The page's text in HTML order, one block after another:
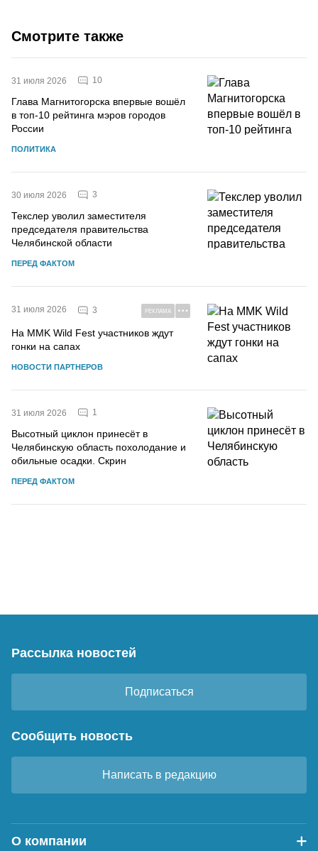
Смотрите также
31 июля 2026 10
Глава Магнитогорска впервые вошёл
в топ-10 рейтинга мэров городов
России
ПОЛИТИКА
30 июля 2026 3
Текслер уволил заместителя
председателя правительства
Челябинской области
ПЕРЕД ФАКТОМ
31 июля 2026 3 РЕКЛАМА
На MMK Wild Fest участников ждут
гонки на сапах
НОВОСТИ ПАРТНЕРОВ
31 июля 2026 1
Высотный циклон принесёт в
Челябинскую область похолодание и
обильные осадки. Скрин
ПЕРЕД ФАКТОМ
Рассылка новостей
Подписаться
Сообщить новость
Написать в редакцию
О компании